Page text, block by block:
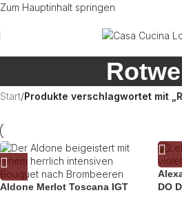
Zum Hauptinhalt springen
Start/Produkte verschlagwortet mit
Aldone Merlot Toscana IGT
DO